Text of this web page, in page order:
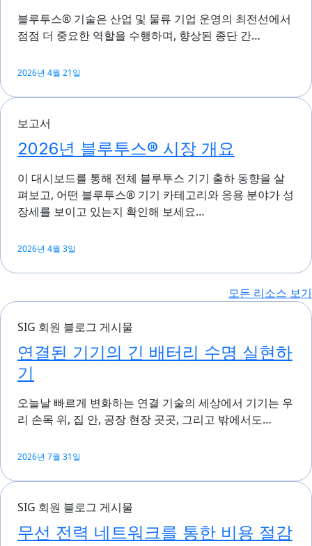
블루투스® 기술은 산업 및 물류 기업 운영의 최전선에서
점점 더 중요한 역할을 수행하며, 향상된 종단 간…
2026년 4월 21일
보고서
2026년 블루투스® 시장 개요
이 대시보드를 통해 전체 블루투스 기기 출하 동향을 살
펴보고, 어떤 블루투스® 기기 카테고리와 응용 분야가 성
장세를 보이고 있는지 확인해 보세요…
2026년 4월 3일
모든 리소스 보기
SIG 회원 블로그 게시물
연결된 기기의 긴 배터리 수명 실현하
기
오늘날 빠르게 변화하는 연결 기술의 세상에서 기기는 우
리 손목 위, 집 안, 공장 현장 곳곳, 그리고 밖에서도…
2026년 7월 31일
SIG 회원 블로그 게시물
무선 전력 네트워크를 통한 비용 절감